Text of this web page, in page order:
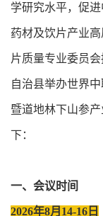
学研究水平，促
药材及饮片产业
片质量专业委员
自治县举办世界
暨道地林下山参
下：
一、会议时间
2026年8月14-16日